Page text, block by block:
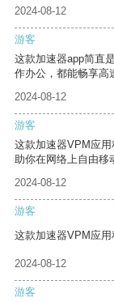
2024-08-12
游客
这款加速器app简直
作办公，都能畅享高
2024-08-12
游客
这款加速器VPM应
助你在网络上自由移
2024-08-12
游客
这款加速器VPM应用
2024-08-12
游客